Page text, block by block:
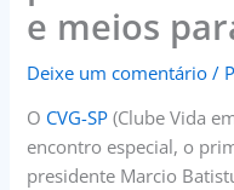
e meios
Deixe um comentário /
O CVG-SP (Clube Vida
encontro especial, o
presidente Marcio